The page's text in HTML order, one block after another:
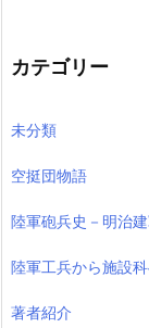
カテゴリー
未分類
空挺団物語
陸軍砲兵史－明治
陸軍工兵から施設
著者紹介